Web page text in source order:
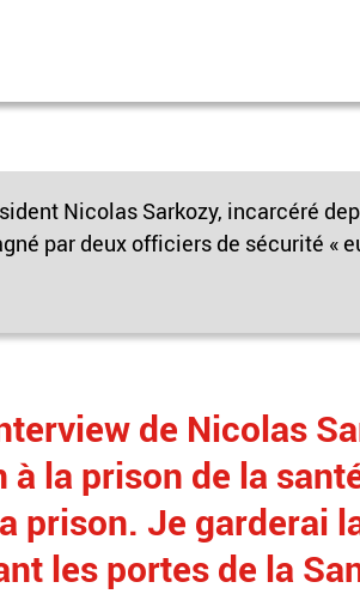
Nicolas Sarkozy, incarcéré
par deux officiers de sécurité «
de Nicolas
la prison de la
prison. Je garderai
les portes de la